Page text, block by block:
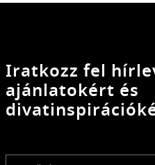
Iratkozz fel
ajánlatokért és